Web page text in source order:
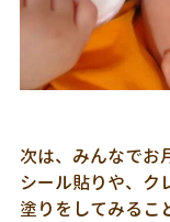
次は、みんなでお
シール貼りや、ク
塗りをしてみるこ